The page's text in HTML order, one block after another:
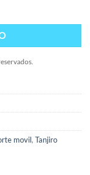
movil, Tanjiro